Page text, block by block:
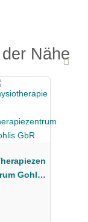
Nähe
Gohlis